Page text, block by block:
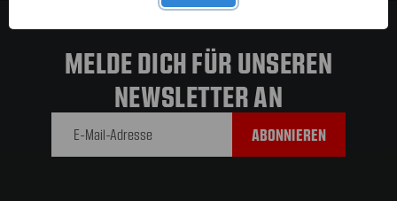
MELDE DICH FÜR UNSEREN
NEWSLETTER AN